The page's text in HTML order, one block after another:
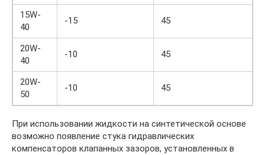
15W-
40
-15 45
20W-
40
-10 45
20W-
50
-10 45
При использовании жидкости на синтетической основе
возможно появление стука гидравлических
компенсаторов клапанных зазоров, установленных в